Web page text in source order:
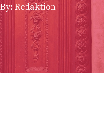
By: Redaktion